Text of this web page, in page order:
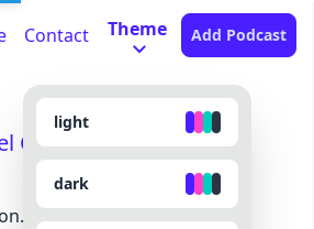
Contact Theme
light
dark
Add Podcast
CNI en el Delcygate